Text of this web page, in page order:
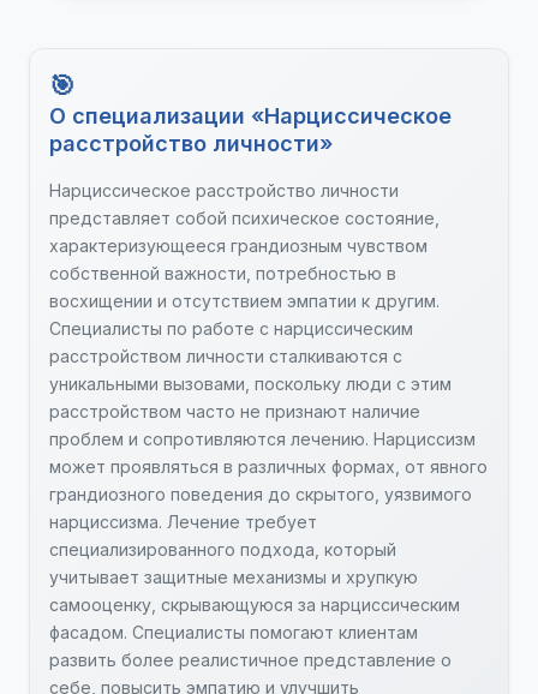
Подростковая психология
Проблемы с детьми
Эмоциональная бедность
О специализации «Нарциссическое
расстройство личности»
Нарциссическое расстройство личности
представляет собой психическое состояние,
характеризующееся грандиозным чувством
собственной важности, потребностью в
восхищении и отсутствием эмпатии к другим.
Специалисты по работе с нарциссическим
расстройством личности сталкиваются с
уникальными вызовами, поскольку люди с этим
расстройством часто не признают наличие
проблем и сопротивляются лечению. Нарциссизм
может проявляться в различных формах, от явного
грандиозного поведения до скрытого, уязвимого
нарциссизма. Лечение требует
специализированного подхода, который
учитывает защитные механизмы и хрупкую
самооценку, скрывающуюся за нарциссическим
фасадом. Специалисты помогают клиентам
развить более реалистичное представление о
себе, повысить эмпатию и улучшить